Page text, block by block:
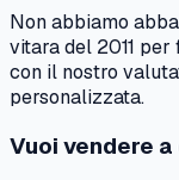
Non abbiamo
vitaradel 2011 per
con il nostro
personalizzata.
Vuoi vendere